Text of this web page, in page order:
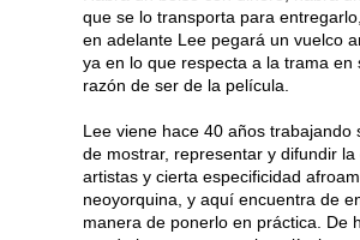
que se lo transporta para
en adelante Lee pegará un vuelco
ya en lo que respecta a la trama en
razón de ser de la película.
Lee viene hace 40 años trabajando
de mostrar, representar y difundir la
artistas y cierta especificidad
neoyorquina, y aquí encuentra de
manera de ponerlo en práctica. De